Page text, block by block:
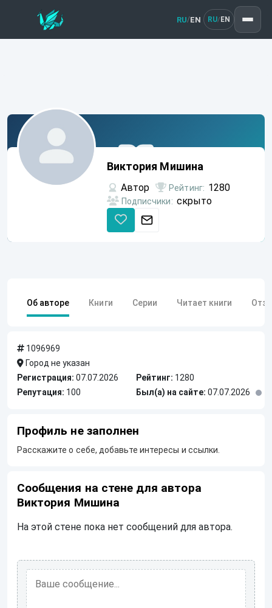
RU/EN RU/ EN
Виктория
Мишина
Виктория Мишина
Автор Рейтинг: 1280
Подписчики: скрыто
Об авторе Книги Серии Читает книги
1096969
Город не указан
Регистрация: 07.07.2026 Рейтинг: 1280
Репутация: 100 Был(а) на сайте: 07.07.2026
Профиль не заполнен
Расскажите о себе, добавьте интересы и ссылки.
Сообщения на стене для автора
Виктория Мишина
На этой стене пока нет сообщений для автора.